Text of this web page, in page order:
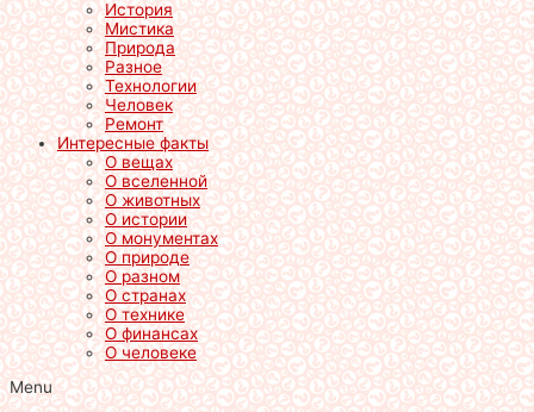
История
Мистика
Природа
Разное
Технологии
Человек
Ремонт
Интересные факты
О вещах
О вселенной
О животных
О истории
О монументах
О природе
О разном
О странах
О технике
О финансах
О человеке
Menu